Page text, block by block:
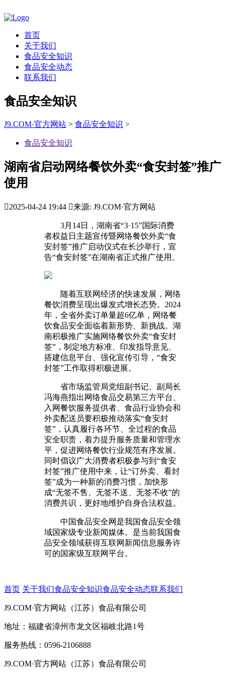
首页
关于我们
食品安全知识
食品安全动态
联系我们
食品安全知识
J9.COM·官方网站 > 食品安全知识 >
食品安全知识
湖南省启动网络餐饮外卖“食安封签”推广
使用
2025-04-24 19:44 来源: J9.COM·官方网站
3月14日，湖南省“3·15”国际消费
者权益日主题宣传暨网络餐饮外卖“食
安封签”推广启动仪式在长沙举行，宣
告“食安封签”在湖南省正式推广使用。
随着互联网经济的快速发展，网络
餐饮消费呈现出爆发式增长态势。2024
年，全省外卖订单量超6亿单，网络餐
饮食品安全面临着新形势、新挑战。湖
南积极推广实施网络餐饮外卖“食安封
签”，制定地方标准、印发指导意见、
搭建信息平台、强化宣传引导，“食安
封签”工作取得积极进展。
省市场监管局党组副书记、副局长
冯海燕指出网络食品交易第三方平台、
入网餐饮服务提供者、食品行业协会和
外卖配送员要积极推动落实“食安封
签”，认真履行各环节、全过程的食品
安全职责，着力提升服务质量和管理水
平，促进网络餐饮行业规范有序发展。
同时倡议广大消费者积极参与到“食安
封签”推广使用中来，让“订外卖、看封
签”成为一种新的消费习惯，加快形
成“无签不售、无签不送、无签不收”的
消费共识，更好地维护自身合法权益。
中国食品安全网是我国食品安全领
域国家级专业新闻媒体。是当前我国食
品安全领域获得互联网新闻信息服务许
可的国家级互联网平台。
首页 关于我们食品安全知识食品安全动态联系我们
J9.COM·官方网站（江苏）食品有限公司
地址：福建省漳州市龙文区福岐北路1号
服务热线：0596-2106888
J9.COM·官方网站（江苏）食品有限公司